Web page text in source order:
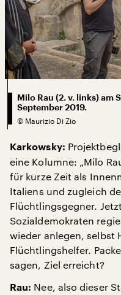
Milo Rau (2. v. links) am
September 2019.
© Maurizio Di Zio
Karkowsky:
eine Kolumne: „Milo
für kurze Zeit als
Italiens und zugleich
Flüchtlingsgegner.
Sozialdemokraten
wieder anlegen, selbst
Flüchtlingshelfer.
sagen, Ziel erreicht?
Rau: Nee, also dieser